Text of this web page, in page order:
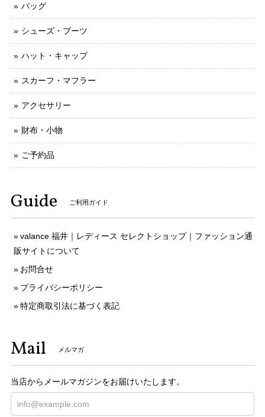
バッグ
シューズ・ブーツ
ハット・キャップ
スカーフ・マフラー
アクセサリー
財布・小物
ご予約品
Guide ご利用ガイド
valance 福井｜レディース セレクトショップ｜ファッション通
販サイトについて
お問合せ
プライバシーポリシー
特定商取引法に基づく表記
Mail メルマガ
当店からメールマガジンをお届けいたします。